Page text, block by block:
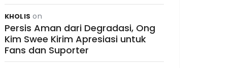
KHOLIS on
Persis Aman dari Degradasi, Ong
Kim Swee Kirim Apresiasi untuk
Fans dan Suporter